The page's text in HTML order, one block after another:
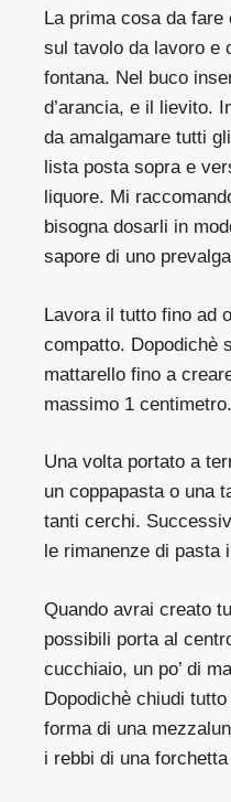
La prima cosa da
sul tavolo da lavoro e
fontana. Nel buco
d’arancia, e il lievito.
da amalgamare tutti
lista posta sopra e
liquore. Mi
bisogna dosarli in
sapore di uno
Lavora il tutto fino ad
compatto. Dopodichè
mattarello fino a
massimo 1 centimetro.
Una volta portato a
un coppapasta o una
tanti cerchi.
le rimanenze di pasta
Quando avrai creato
possibili porta al
cucchiaio, un po’ di
Dopodichè chiudi
forma di una
i rebbi di una